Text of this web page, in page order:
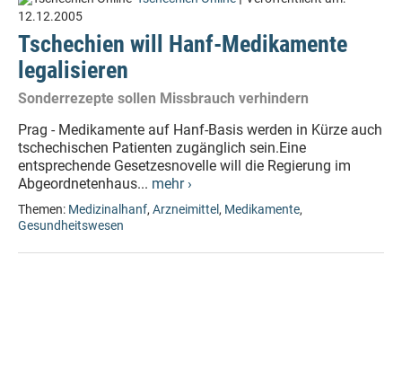
12.12.2005
Tschechien will Hanf-Medikamente
legalisieren
Sonderrezepte sollen Missbrauch verhindern
Prag - Medikamente auf Hanf-Basis werden in Kürze auch
tschechischen Patienten zugänglich sein.Eine
entsprechende Gesetzesnovelle will die Regierung im
Abgeordnetenhaus... mehr ›
Themen: Medizinalhanf, Arzneimittel, Medikamente,
Gesundheitswesen